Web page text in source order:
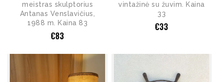
meistras skulptorius
Antanas Venslavičius,
1988 m. Kaina 83
€83
vintažinė su žuvim. Kaina
33
€33